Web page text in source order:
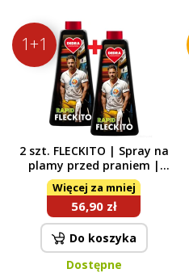
1+1
2 szt. FLECKITO | Spray na
plamy przed praniem |
RAPID | działa już po 3
minutach | 2 x 500 ml
(opakowania uzupełniające
bez spryskiwacza)
Więcej za mniej
56,90 zł
Do koszyka
Dostępne